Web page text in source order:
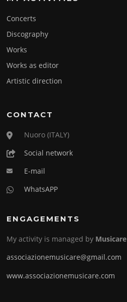
Concerts
Discography
Works
Works as editor
Artistic direction
CONTACT
Nuoro (ITALY)
Social network
E-mail
WhatsAPP
ENGAGEMENTS
My activity is managed by Musicare
associazionemusicare@gmail.com
www.associazionemusicare.com